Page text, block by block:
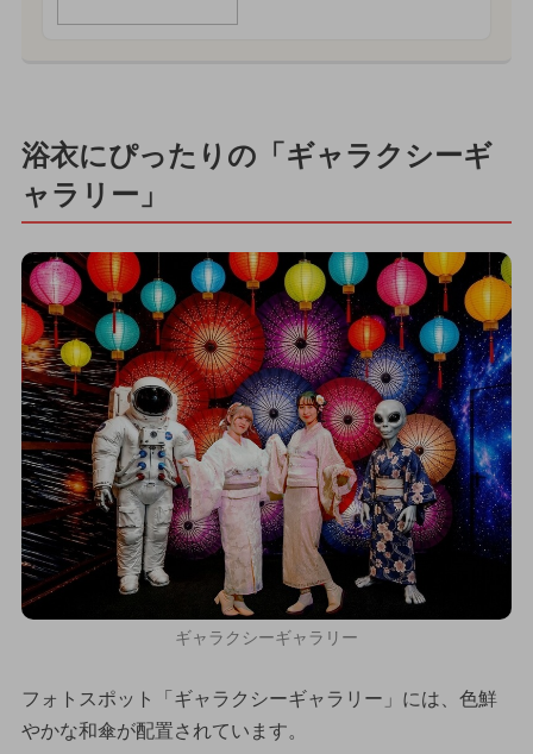
浴衣にぴったりの「ギャラクシーギ
ャラリー」
ギャラクシーギャラリー
フォトスポット「ギャラクシーギャラリー」には、色鮮
やかな和傘が配置されています。